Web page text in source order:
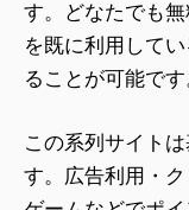
す。どなたでも
を既に利用して
ることが可能です
この系列サイト
す。広告利用・